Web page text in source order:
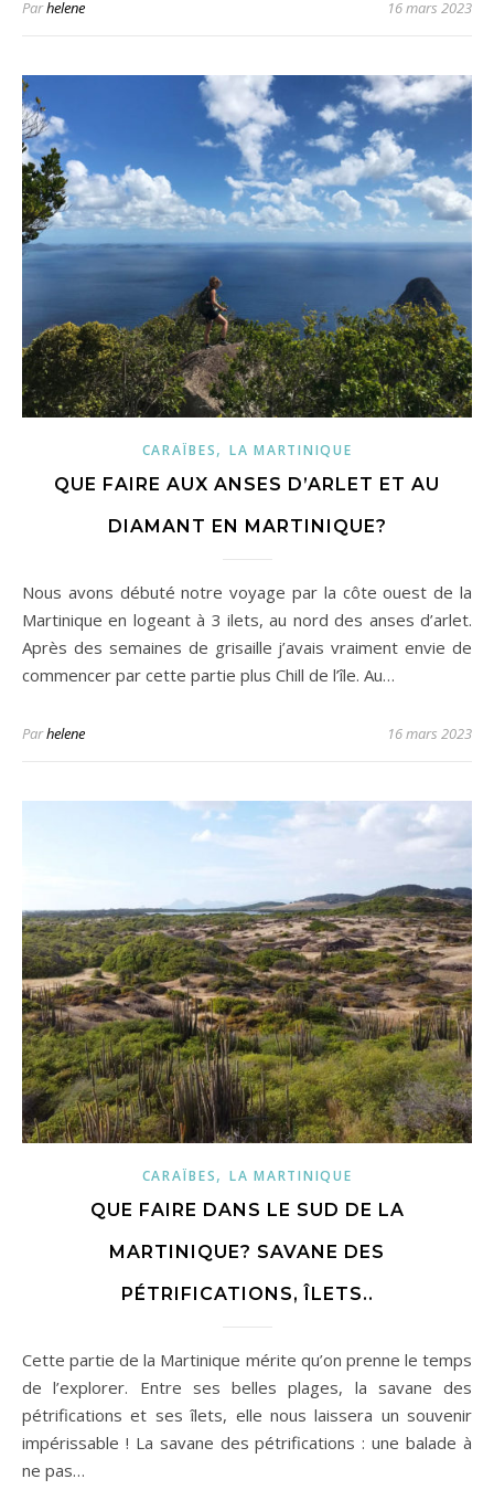
Parhelene 16 mars 2023
CARAÏBES,LA MARTINIQUE
QUE FAIRE AUX ANSES D’ARLET ET AU
DIAMANT EN MARTINIQUE?
Nous avons débuté notre voyage par la côte ouest de la
Martinique en logeant à 3 ilets, au nord des anses d’arlet.
Après des semaines de grisaille j’avais vraiment envie de
commencer par cette partie plus Chill de l’île. Au…
Parhelene 16 mars 2023
CARAÏBES,LA MARTINIQUE
QUE FAIRE DANS LE SUD DE LA
MARTINIQUE? SAVANE DES
PÉTRIFICATIONS, ÎLETS..
Cette partie de la Martinique mérite qu’on prenne le temps
de l’explorer. Entre ses belles plages, la savane des
pétrifications et ses îlets, elle nous laissera un souvenir
impérissable ! La savane des pétrifications : une balade à
ne pas…